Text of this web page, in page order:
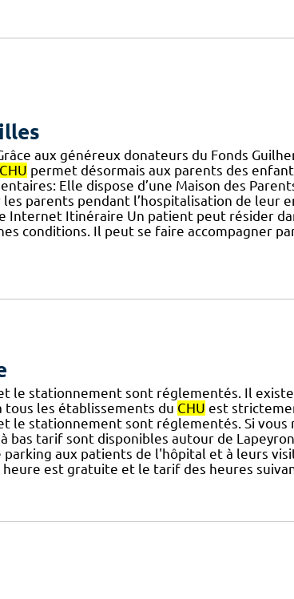
aux généreux donateurs du Fonds
CHU permet désormais aux parents des
Elle dispose d’une Maison des
parents pendant l’hospitalisation de leur
Internet Itinéraire Un patient peut résider
conditions. Il peut se faire accompagner
le stationnement sont réglementés. Il
tous les établissements du CHU est
le stationnement sont réglementés. Si vous
bas tarif sont disponibles autour de
aux patients de l'hôpital et à leurs
heure est gratuite et le tarif des heures